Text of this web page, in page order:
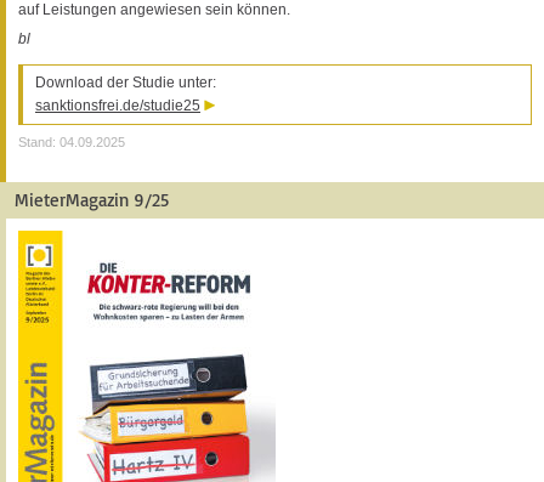
auf Leistungen angewiesen sein können.
bl
Download der Studie unter:
sanktionsfrei.de/studie25
Stand: 04.09.2025
MieterMagazin 9/25